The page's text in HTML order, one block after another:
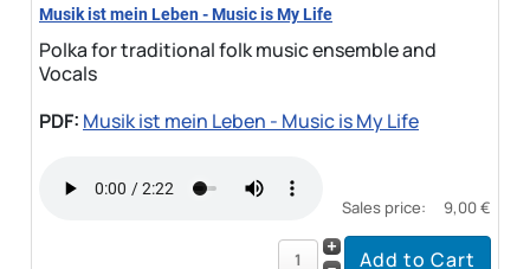
Musik ist mein Leben - Music is My Life
Polka for traditional folk music ensemble and
Vocals
PDF: Musik ist mein Leben - Music is My Life
Sales price: 9,00 €